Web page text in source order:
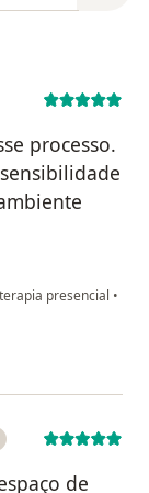
processo.
presencial •
de